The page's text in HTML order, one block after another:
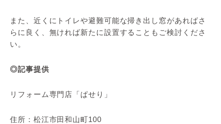
また、近くにトイレや避難可能な掃き出し窓があればさ
らに良く、無ければ新たに設置することもご検討くださ
い。
◎記事提供
リフォーム専門店「ぱせり」
住所：松江市田和山町100